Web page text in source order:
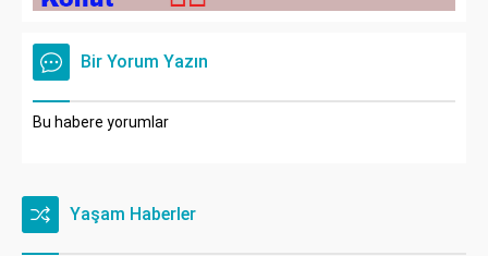
Bir Yorum Yazın
Bu habere yorumlar
Yaşam Haberler